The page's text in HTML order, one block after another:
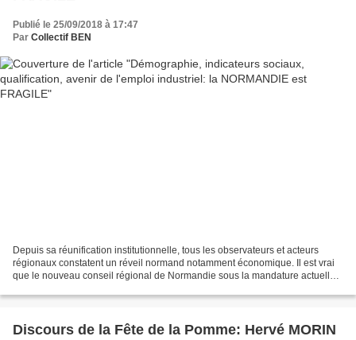
Publié le 25/09/2018 à 17:47
Par Collectif BEN
Depuis sa réunification institutionnelle, tous les observateurs et acteurs
régionaux constatent un réveil normand notamment économique. Il est vrai
que le nouveau conseil régional de Normandie sous la mandature actuelle
Discours de la Fête de la Pomme: Hervé MORIN